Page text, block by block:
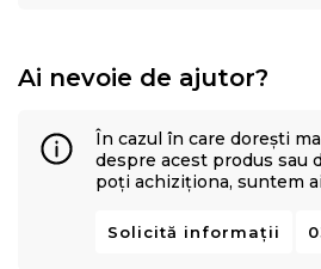
Ai nevoie de ajutor?
În cazul în care dorești
despre acest produs sau
poți achiziționa, suntem
Solicită informații